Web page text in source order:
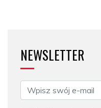
NEWSLETTER